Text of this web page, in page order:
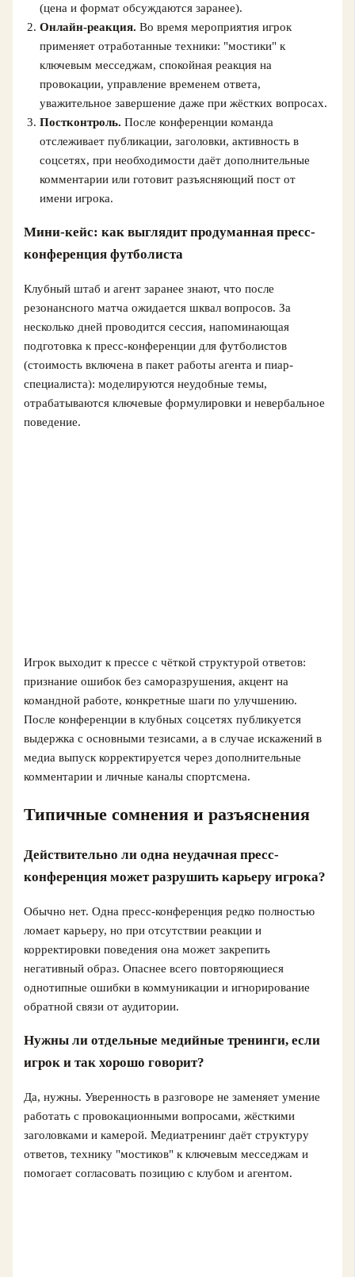
(цена и формат обсуждаются заранее).
Онлайн-реакция. Во время мероприятия игрок
применяет отработанные техники: "мостики" к
ключевым месседжам, спокойная реакция на
провокации, управление временем ответа,
уважительное завершение даже при жёстких вопросах.
Постконтроль. После конференции команда
отслеживает публикации, заголовки, активность в
соцсетях, при необходимости даёт дополнительные
комментарии или готовит разъясняющий пост от
имени игрока.
Мини-кейс: как выглядит продуманная пресс-
конференция футболиста
Клубный штаб и агент заранее знают, что после
резонансного матча ожидается шквал вопросов. За
несколько дней проводится сессия, напоминающая
подготовка к пресс-конференции для футболистов
(стоимость включена в пакет работы агента и пиар-
специалиста): моделируются неудобные темы,
отрабатываются ключевые формулировки и невербальное
поведение.
Игрок выходит к прессе с чёткой структурой ответов:
признание ошибок без саморазрушения, акцент на
командной работе, конкретные шаги по улучшению.
После конференции в клубных соцсетях публикуется
выдержка с основными тезисами, а в случае искажений в
медиа выпуск корректируется через дополнительные
комментарии и личные каналы спортсмена.
Типичные сомнения и разъяснения
Действительно ли одна неудачная пресс-
конференция может разрушить карьеру игрока?
Обычно нет. Одна пресс-конференция редко полностью
ломает карьеру, но при отсутствии реакции и
корректировки поведения она может закрепить
негативный образ. Опаснее всего повторяющиеся
однотипные ошибки в коммуникации и игнорирование
обратной связи от аудитории.
Нужны ли отдельные медийные тренинги, если
игрок и так хорошо говорит?
Да, нужны. Уверенность в разговоре не заменяет умение
работать с провокационными вопросами, жёсткими
заголовками и камерой. Медиатренинг даёт структуру
ответов, технику "мостиков" к ключевым месседжам и
помогает согласовать позицию с клубом и агентом.